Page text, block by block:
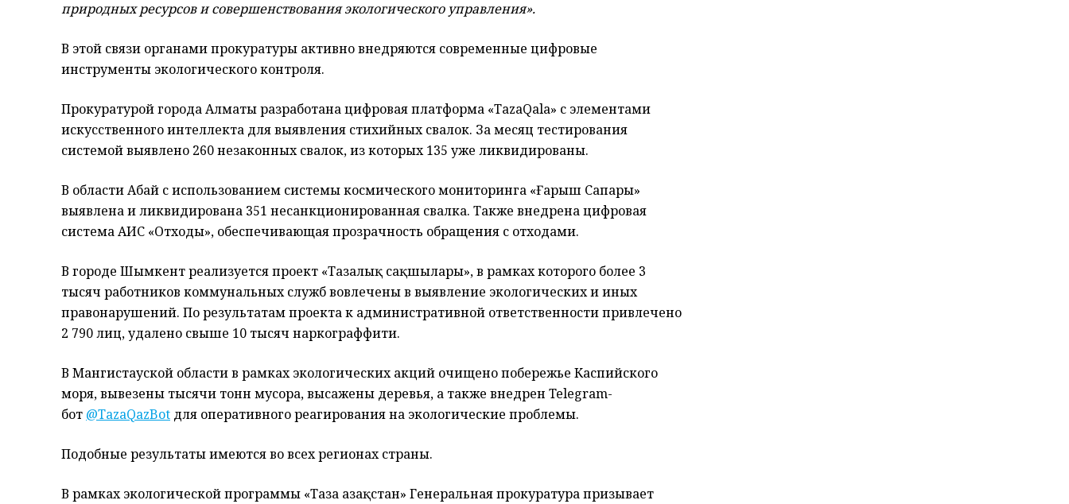
природных ресурсов и совершенствования экологического управления».
В этой связи органами прокуратуры активно внедряются современные цифровые
инструменты экологического контроля.
Прокуратурой города Алматы разработана цифровая платформа «TazaQala» с элементами
искусственного интеллекта для выявления стихийных свалок. За месяц тестирования
системой выявлено 260 незаконных свалок, из которых 135 уже ликвидированы.
В области Абай с использованием системы космического мониторинга «Ғарыш Сапары»
выявлена и ликвидирована 351 несанкционированная свалка. Также внедрена цифровая
система АИС «Отходы», обеспечивающая прозрачность обращения с отходами.
В городе Шымкент реализуется проект «Тазалық сақшылары», в рамках которого более 3
тысяч работников коммунальных служб вовлечены в выявление экологических и иных
правонарушений. По результатам проекта к административной ответственности привлечено
2 790 лиц, удалено свыше 10 тысяч наркограффити.
В Мангистауской области в рамках экологических акций очищено побережье Каспийского
моря, вывезены тысячи тонн мусора, высажены деревья, а также внедрен Telegram-
бот @TazaQazBot для оперативного реагирования на экологические проблемы.
Подобные результаты имеются во всех регионах страны.
В рамках экологической программы «Таза Қазақстан» Генеральная прокуратура призывает